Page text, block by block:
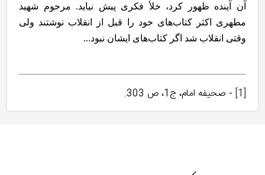
آن آینده ظهور کرد، خلأ فکری پیش نیاید. مرحوم شهید
مطهری اکثر کتاب‌های خود را قبل از انقلاب نوشتند ولی
وقتی انقلاب شد اگر کتاب‌های ایشان نبود...
[1] - صحيفه امام، ج‏1، ص 303.